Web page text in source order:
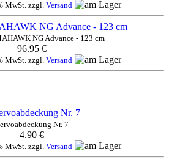
MwSt. zzgl. Versand
NG Advance - 123 cm
96.95 €
MwSt. zzgl. Versand
Nr. 7
4.90 €
MwSt. zzgl. Versand